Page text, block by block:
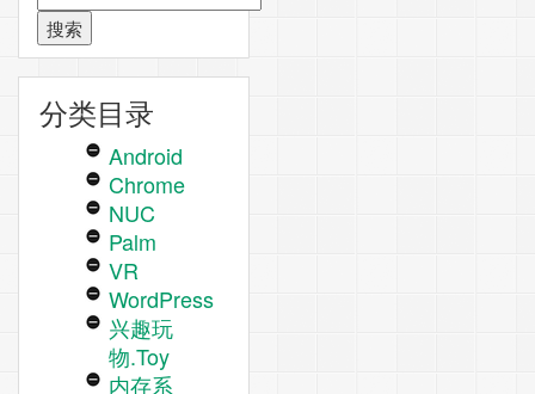
分类目录
Android
Chrome
NUC
Palm
VR
WordPress
兴趣玩
物.Toy
内存系